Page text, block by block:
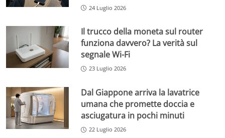
24 Luglio 2026
Il trucco della moneta sul router
funziona davvero? La verità sul
segnale Wi-Fi
23 Luglio 2026
Dal Giappone arriva la lavatrice
umana che promette doccia e
asciugatura in pochi minuti
22 Luglio 2026